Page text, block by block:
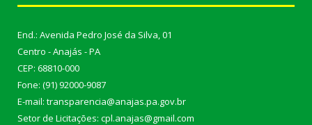
End.: Avenida Pedro José da Silva, 01
Centro - Anajás - PA
CEP: 68810-000
Fone: (91) 92000-9087
E-mail: transparencia@anajas.pa.gov.br
Setor de Licitações: cpl.anajas@gmail.com